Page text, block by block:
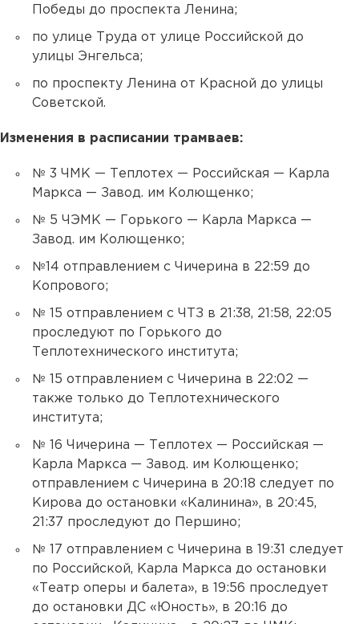
Победы до проспекта Ленина;
по улице Труда от улице Российской до
улицы Энгельса;
по проспекту Ленина от Красной до улицы
Советской.
Изменения в расписании трамваев:
№ 3 ЧМК — Теплотех — Российская — Карла
Маркса — Завод. им Колющенко;
№ 5 ЧЭМК — Горького — Карла Маркса —
Завод. им Колющенко;
№14 отправлением с Чичерина в 22:59 до
Копрового;
№ 15 отправлением с ЧТЗ в 21:38, 21:58, 22:05
проследуют по Горького до
Теплотехнического института;
№ 15 отправлением с Чичерина в 22:02 —
также только до Теплотехнического
института;
№ 16 Чичерина — Теплотех — Российская —
Карла Маркса — Завод. им Колющенко;
отправлением с Чичерина в 20:18 следует по
Кирова до остановки «Калинина», в 20:45,
21:37 проследуют до Першино;
№ 17 отправлением с Чичерина в 19:31 следует
по Российской, Карла Маркса до остановки
«Театр оперы и балета», в 19:56 проследует
до остановки ДС «Юность», в 20:16 до